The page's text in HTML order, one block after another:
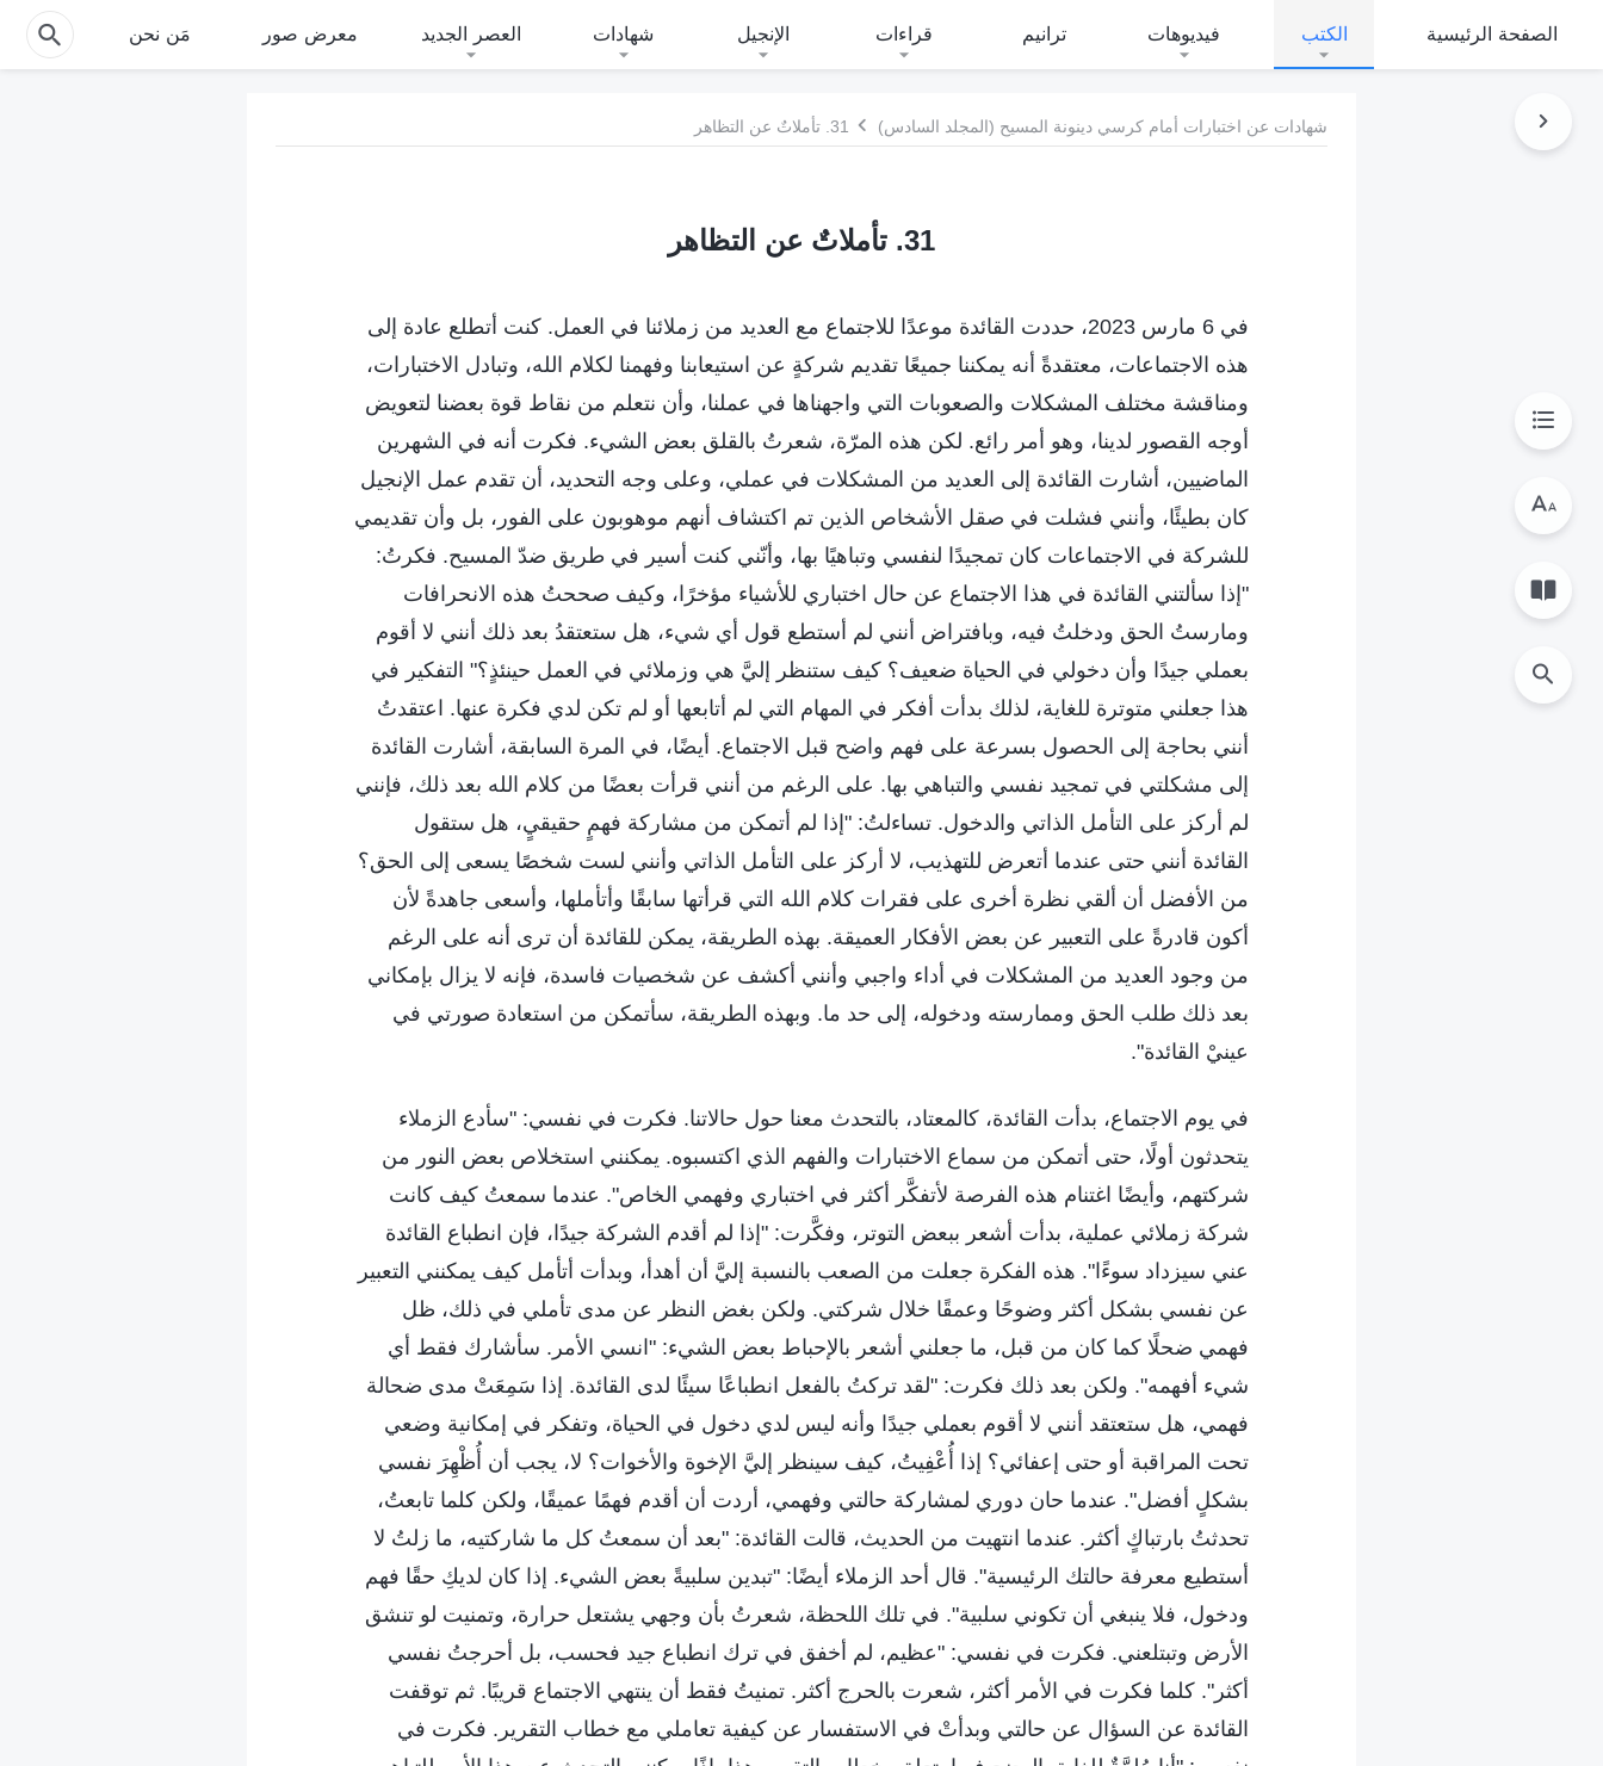
الصفحة الرئيسية الكتب فيديوهات ترانيم قراءات الإنجيل شهادات العصر الجديد معرض صور مَن نحن
شهادات عن اختبارات أمام كرسي دينونة المسيح (المجلد السادس) 31. تأملاتٌ عن التظاهر
31. تأملاتٌ عن التظاهر
في 6 مارس 2023، حددت القائدة موعدًا للاجتماع مع العديد من زملائنا في العمل. كنت أتطلع عادة إلى
هذه الاجتماعات، معتقدةً أنه يمكننا جميعًا تقديم شركةٍ عن استيعابنا وفهمنا لكلام الله، وتبادل الاختبارات،
ومناقشة مختلف المشكلات والصعوبات التي واجهناها في عملنا، وأن نتعلم من نقاط قوة بعضنا لتعويض
أوجه القصور لدينا، وهو أمر رائع. لكن هذه المرّة، شعرتُ بالقلق بعض الشيء. فكرت أنه في الشهرين
الماضيين، أشارت القائدة إلى العديد من المشكلات في عملي، وعلى وجه التحديد، أن تقدم عمل الإنجيل
كان بطيئًا، وأنني فشلت في صقل الأشخاص الذين تم اكتشاف أنهم موهوبون على الفور، بل وأن تقديمي
للشركة في الاجتماعات كان تمجيدًا لنفسي وتباهيًا بها، وأنّني كنت أسير في طريق ضدّ المسيح. فكرتُ:
"إذا سألتني القائدة في هذا الاجتماع عن حال اختباري للأشياء مؤخرًا، وكيف صححتُ هذه الانحرافات
ومارستُ الحق ودخلتُ فيه، وبافتراض أنني لم أستطع قول أي شيء، هل ستعتقدُ بعد ذلك أنني لا أقوم
بعملي جيدًا وأن دخولي في الحياة ضعيف؟ كيف ستنظر إليَّ هي وزملائي في العمل حينئذٍ؟" التفكير في
هذا جعلني متوترة للغاية، لذلك بدأت أفكر في المهام التي لم أتابعها أو لم تكن لدي فكرة عنها. اعتقدتُ
أنني بحاجة إلى الحصول بسرعة على فهم واضح قبل الاجتماع. أيضًا، في المرة السابقة، أشارت القائدة
إلى مشكلتي في تمجيد نفسي والتباهي بها. على الرغم من أنني قرأت بعضًا من كلام الله بعد ذلك، فإنني
لم أركز على التأمل الذاتي والدخول. تساءلتُ: "إذا لم أتمكن من مشاركة فهمٍ حقيقيٍ، هل ستقول
القائدة أنني حتى عندما أتعرض للتهذيب، لا أركز على التأمل الذاتي وأنني لست شخصًا يسعى إلى الحق؟
من الأفضل أن ألقي نظرة أخرى على فقرات كلام الله التي قرأتها سابقًا وأتأملها، وأسعى جاهدةً لأن
أكون قادرةً على التعبير عن بعض الأفكار العميقة. بهذه الطريقة، يمكن للقائدة أن ترى أنه على الرغم
من وجود العديد من المشكلات في أداء واجبي وأنني أكشف عن شخصيات فاسدة، فإنه لا يزال بإمكاني
بعد ذلك طلب الحق وممارسته ودخوله، إلى حد ما. وبهذه الطريقة، سأتمكن من استعادة صورتي في
عينيْ القائدة".
في يوم الاجتماع، بدأت القائدة، كالمعتاد، بالتحدث معنا حول حالاتنا. فكرت في نفسي: "سأدع الزملاء
يتحدثون أولًا، حتى أتمكن من سماع الاختبارات والفهم الذي اكتسبوه. يمكنني استخلاص بعض النور من
شركتهم، وأيضًا اغتنام هذه الفرصة لأتفكَّر أكثر في اختباري وفهمي الخاص". عندما سمعتُ كيف كانت
شركة زملائي عملية، بدأت أشعر ببعض التوتر، وفكَّرت: "إذا لم أقدم الشركة جيدًا، فإن انطباع القائدة
عني سيزداد سوءًا". هذه الفكرة جعلت من الصعب بالنسبة إليَّ أن أهدأ، وبدأت أتأمل كيف يمكنني التعبير
عن نفسي بشكل أكثر وضوحًا وعمقًا خلال شركتي. ولكن بغض النظر عن مدى تأملي في ذلك، ظل
فهمي ضحلًا كما كان من قبل، ما جعلني أشعر بالإحباط بعض الشيء: "انسي الأمر. سأشارك فقط أي
شيء أفهمه". ولكن بعد ذلك فكرت: "لقد تركتُ بالفعل انطباعًا سيئًا لدى القائدة. إذا سَمِعَتْ مدى ضحالة
فهمي، هل ستعتقد أنني لا أقوم بعملي جيدًا وأنه ليس لدي دخول في الحياة، وتفكر في إمكانية وضعي
تحت المراقبة أو حتى إعفائي؟ إذا أُعْفِيتُ، كيف سينظر إليَّ الإخوة والأخوات؟ لا، يجب أن أُظْهِرَ نفسي
بشكلٍ أفضل". عندما حان دوري لمشاركة حالتي وفهمي، أردت أن أقدم فهمًا عميقًا، ولكن كلما تابعتُ،
تحدثتُ بارتباكٍ أكثر. عندما انتهيت من الحديث، قالت القائدة: "بعد أن سمعتُ كل ما شاركتيه، ما زلتُ لا
أستطيع معرفة حالتك الرئيسية". قال أحد الزملاء أيضًا: "تبدين سلبيةً بعض الشيء. إذا كان لديكِ حقًا فهم
ودخول، فلا ينبغي أن تكوني سلبية". في تلك اللحظة، شعرتُ بأن وجهي يشتعل حرارة، وتمنيت لو تنشق
الأرض وتبتلعني. فكرت في نفسي: "عظيم، لم أخفق في ترك انطباع جيد فحسب، بل أحرجتُ نفسي
أكثر". كلما فكرت في الأمر أكثر، شعرت بالحرج أكثر. تمنيتُ فقط أن ينتهي الاجتماع قريبًا. ثم توقفت
القائدة عن السؤال عن حالتي وبدأتْ في الاستفسار عن كيفية تعاملي مع خطاب التقرير. فكرت في